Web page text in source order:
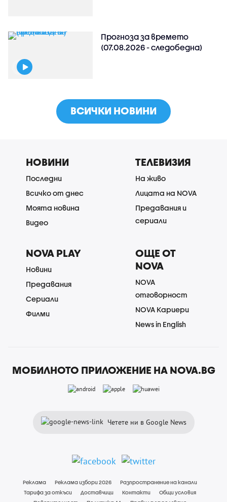
Прогноза за времето
(07.08.2026 - следобедна)
ВСИЧКИ НОВИНИ
НОВИНИ
Последни
Всичко от днес
Моята новина
Видео
ТЕЛЕВИЗИЯ
На живо
Лицата на NOVA
Предавания и
сериали
NOVA PLAY
Новини
Предавания
Сериали
Филми
ОЩЕ ОТ
NOVA
NOVA
отговорност
NOVA Кариери
News in English
МОБИЛНОТО ПРИЛОЖЕНИЕ НА NOVA.BG
Четете ни в Google News
Реклама Реклама избори 2026
Разпространение на канали
Тарифа за откъси
Доставчици Контакти
Общи условия